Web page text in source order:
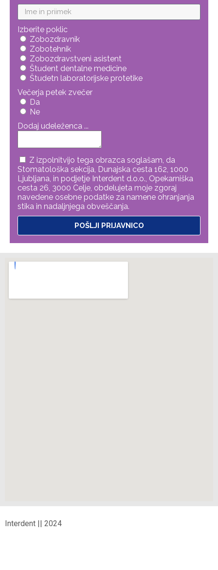
Izberite poklic
Zobozdravnik
Zobotehnik
Zobozdravstveni asistent
Študent dentalne medicine
Študetn laboratorijske protetike
Večerja petek zvečer
Da
Ne
Dodaj udeleženca ...
Z izpolnitvijo tega obrazca soglašam, da
Stomatološka sekcija, Dunajska cesta 162, 1000
Ljubljana, in podjetje Interdent d.o.o., Opekarniška
cesta 26, 3000 Celje, obdelujeta moje zgoraj
navedene osebne podatke za namene ohranjanja
stika in nadaljnjega obveščanja.
POŠLJI PRIJAVNICO
Interdent || 2024